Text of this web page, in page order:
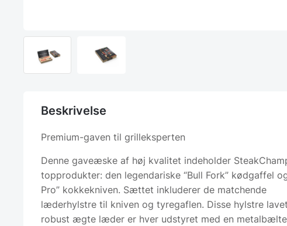
Beskrivelse
Premium-gaven til grilleksperten
Denne gaveæske af høj kvalitet indeholder
topprodukter: den legendariske “Bull Fork” kødgaffel
Pro” kokkekniven. Sættet inkluderer de matchende
læderhylstre til kniven og tyregaflen. Disse hylstre
robust ægte læder er hver udstyret med en